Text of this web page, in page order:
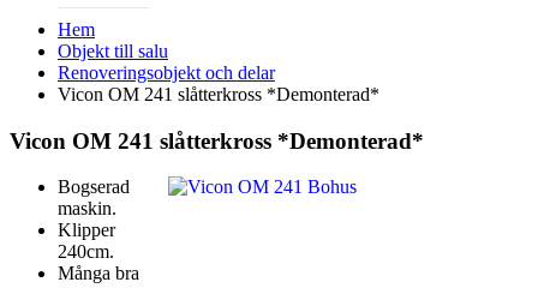
Hem
Objekt till salu
Renoveringsobjekt och delar
Vicon OM 241 slåtterkross *Demonterad*
Vicon OM 241 slåtterkross *Demonterad*
Bogserad
maskin.
Klipper
240cm.
Många bra